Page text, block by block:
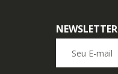
NEWSLETTER